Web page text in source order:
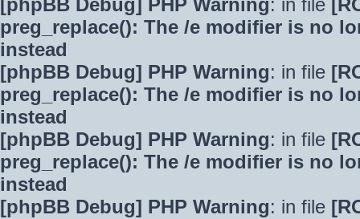
[phpBB Debug] PHP Warning: in file
preg_replace(): The /e modifier is no
instead
[phpBB Debug] PHP Warning: in file
preg_replace(): The /e modifier is no
instead
[phpBB Debug] PHP Warning: in file
preg_replace(): The /e modifier is no
instead
[phpBB Debug] PHP Warning: in file